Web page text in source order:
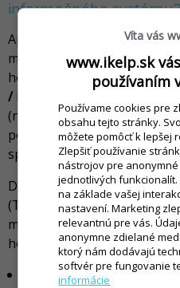
informačného
Aplikácia iKelp POS Manažér
medzi nadradenou
hospodárstva akým je
/ Predajca, iKelp POS Mobile
(napríklad Elcom EFox,
pokladnicou (Elcom), ktoré
spĺňajú certifikáciu eKasa.
Dostupné sú dve verzie
(TCP/IP alebo Cloud) pre
modul, ktorý sa integruje
hospodárstva pre predaj z
Jednoduchá integrácia
Víta vás
www.ikelp.sk
používaním
Používame cookies pre
obsahu tejto stránky.
môžete pomôcť k lepšej
Zlepšiť používanie
nástrojov pre
jednotlivých
na základe vašej
nastavení. Marketing
relevantnú pre vás.
anonymne zdielané
ktorý nám dodávajú
softvér pre fungovanie
informácie